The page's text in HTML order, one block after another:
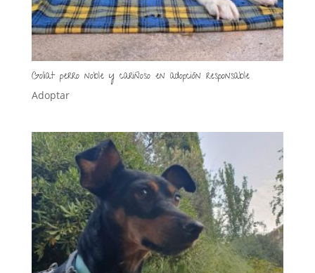
Goliat perro noble y cariñoso en adopción responsable
Adoptar